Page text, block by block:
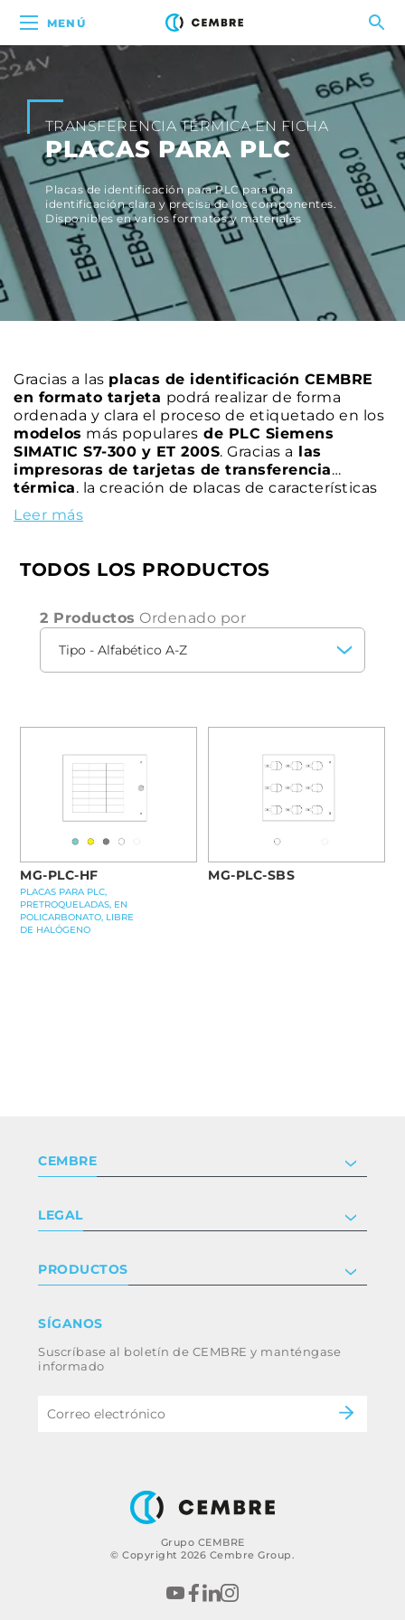
MENÚ
TRANSFERENCIA TÉRMICA EN FICHA
PLACAS PARA PLC
Placas de identificación para PLC para una
identificación clara y precisa de los componentes.
Disponibles en varios formatos y materiales
Gracias a las placas de identificación CEMBRE
en formato tarjeta podrá realizar de forma
ordenada y clara el proceso de etiquetado en los
modelos más populares de PLC Siemens
SIMATIC S7-300 y ET 200S. Gracias a las
impresoras de tarjetas de transferencia
térmica, la creación de placas de características
puede organizarse de forma eficiente.
Leer más
TODOS LOS PRODUCTOS
2 Productos Ordenado por
MG-PLC-HF
PLACAS PARA PLC,
PRETROQUELADAS, EN
POLICARBONATO, LIBRE
DE HALÓGENO
MG-PLC-SBS
Grupo CEMBRE
© Copyright 2026 Cembre Group.
CEMBRE
Certificaciones
Trabaja con nosotros
LEGAL
Términos y condiciones
Whistleblowing
Código ético y política anticorrupción del
grupo
PRODUCTOS
Industria
Energía
B2B Disclaimer
SÍGANOS
Suscríbase al boletín de CEMBRE y manténgase
informado